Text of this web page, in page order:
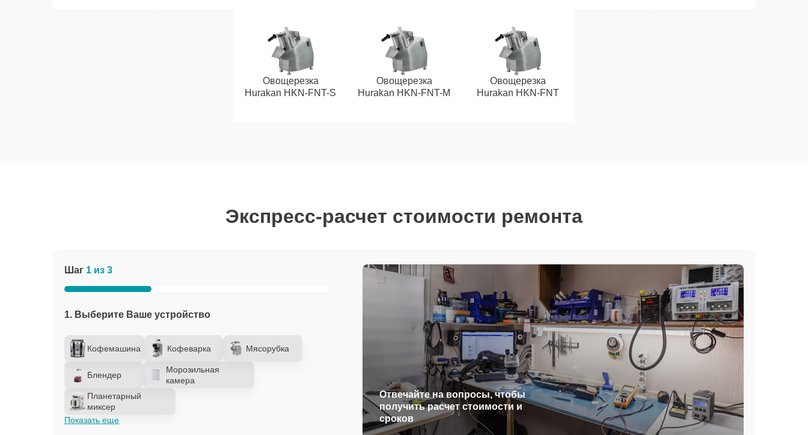
Овощерезка
Hurakan HKN-FNT-S
Овощерезка
Hurakan HKN-FNT-M
Овощерезка
Hurakan HKN-FNT
Экспресс-расчет стоимости ремонта
Шаг 1 из 3
1. Выберите Ваше устройство
Кофемашина Кофеварка Мясорубка
Блендер
Морозильная
камера
Планетарный
миксер
Показать еще
Отвечайте на вопросы, чтобы
получить расчет стоимости и
сроков